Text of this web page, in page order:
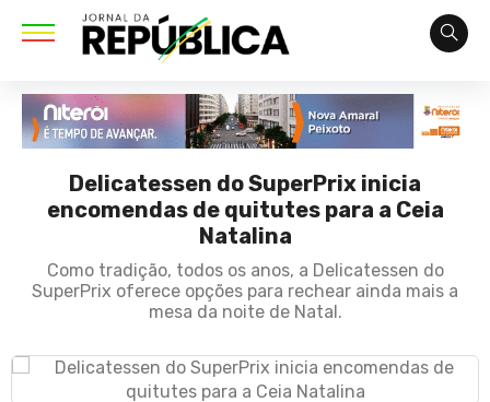
Delicatessen do SuperPrix inicia
encomendas de quitutes para a Ceia
Natalina
Como tradição, todos os anos, a Delicatessen do
SuperPrix oferece opções para rechear ainda mais a
mesa da noite de Natal.